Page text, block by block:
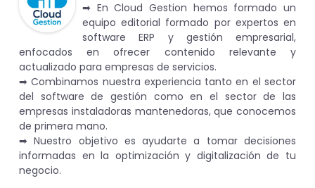
➡︎ En Cloud Gestion hemos formado un
equipo editorial formado por expertos en
software ERP y gestión empresarial,
enfocados en ofrecer contenido relevante y
actualizado para empresas de servicios.
➡︎ Combinamos nuestra experiencia tanto en el sector
del software de gestión como en el sector de las
empresas instaladoras mantenedoras, que conocemos
de primera mano.
➡︎ Nuestro objetivo es ayudarte a tomar decisiones
informadas en la optimización y digitalización de tu
negocio.